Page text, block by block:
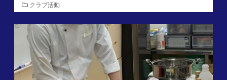
カ
テ
ゴ
ー
クラブ活動